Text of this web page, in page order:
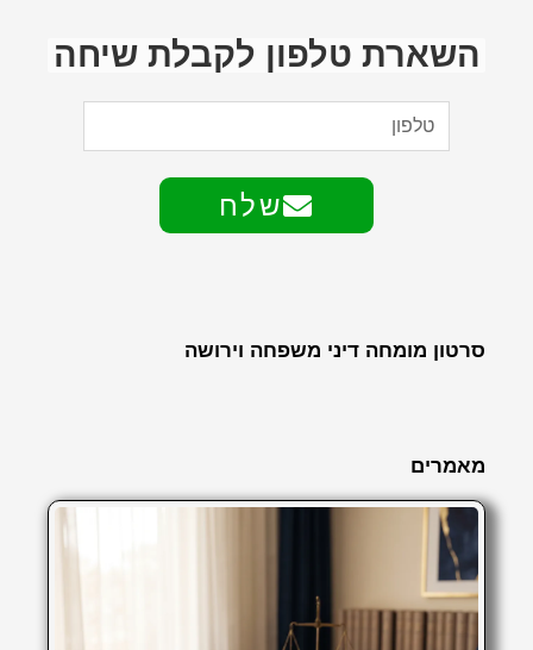
השארת טלפון לקבלת שיחה
שלח
סרטון מומחה דיני משפחה וירושה
מאמרים